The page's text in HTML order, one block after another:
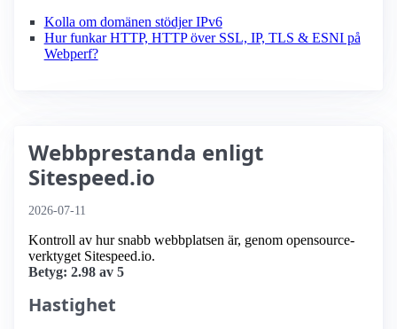
Kolla om domänen stödjer IPv6
Hur funkar HTTP, HTTP över SSL, IP, TLS & ESNI på
Webperf?
Webbprestanda enligt
Sitespeed.io
2026-07-11
Kontroll av hur snabb webbplatsen är, genom opensource-
verktyget Sitespeed.io.
Betyg: 2.98 av 5
Hastighet